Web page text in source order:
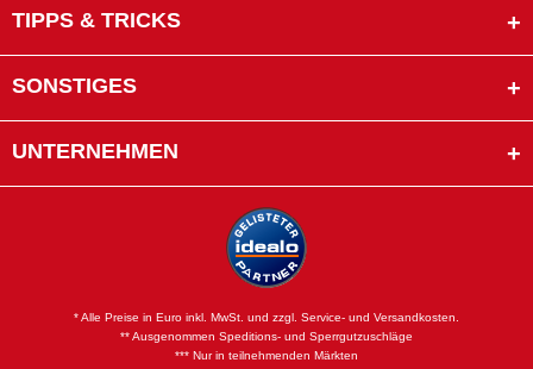
TIPPS & TRICKS
SONSTIGES
UNTERNEHMEN
* Alle Preise in Euro inkl. MwSt. und zzgl. Service- und Versandkosten.
** Ausgenommen Speditions- und Sperrgutzuschläge
*** Nur in teilnehmenden Märkten